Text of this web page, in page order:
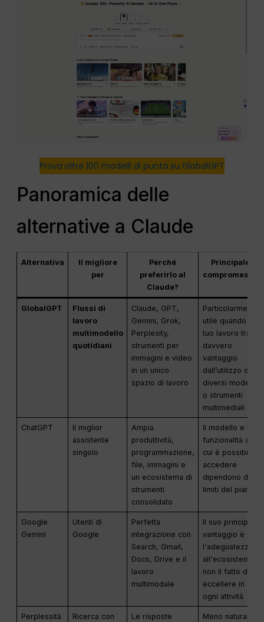
Prova oltre 100 modelli di punta su GlobalGPT
Panoramica delle
alternative a Claude
Alternativa
Il migliore
per
Perché
preferirlo al
Claude?
Principale
compromesso
GlobalGPT
Flussi di
lavoro
multimodello
quotidiani
Claude, GPT,
Gemini, Grok,
Perplexity,
strumenti per
immagini e video
in un unico
spazio di lavoro
Particolarmente
utile quando il
tuo lavoro trae
davvero
vantaggio
dall’utilizzo di
diversi modelli
o strumenti
multimediali
ChatGPT
Il miglior
assistente
singolo
Ampia
produttività,
programmazione,
file, immagini e
un ecosistema di
strumenti
consolidato
Il modello e le
funzionalità a
cui è possibile
accedere
dipendono dai
limiti del piano
Google
Gemini
Utenti di
Google
Perfetta
integrazione con
Search, Gmail,
Docs, Drive e il
lavoro
multimodale
Il suo principale
vantaggio è
l'adeguatezza
all'ecosistema,
non il fatto di
eccellere in
ogni attività
Perplessità
Ricerca con
Le risposte
Meno naturale